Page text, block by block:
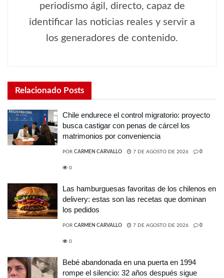
periodismo ágil, directo, capaz de
identificar las noticias reales y servir a
los generadores de contenido.
Relacionado Posts
Chile endurece el control migratorio: proyecto
busca castigar con penas de cárcel los
matrimonios por conveniencia
POR CARMEN CARVALLO 7 DE AGOSTO DE 2026 0
0
Las hamburguesas favoritas de los chilenos en
delivery: estas son las recetas que dominan
los pedidos
POR CARMEN CARVALLO 7 DE AGOSTO DE 2026 0
0
Bebé abandonada en una puerta en 1994
rompe el silencio: 32 años después sigue